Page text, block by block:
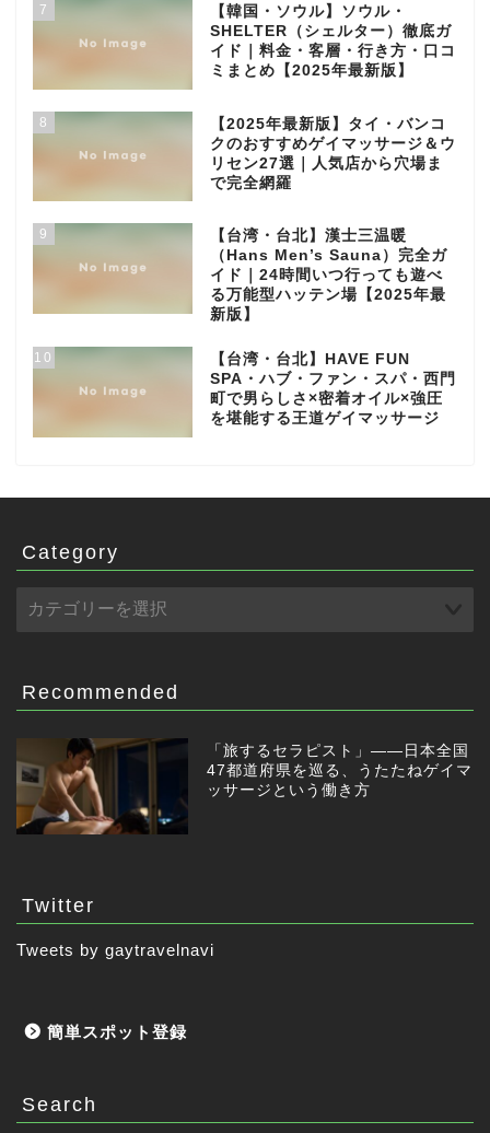
7
【韓国・ソウル】ソウル・
SHELTER（シェルター）徹底ガ
イド｜料金・客層・行き方・口コ
ミまとめ【2025年最新版】
8
【2025年最新版】タイ・バンコ
クのおすすめゲイマッサージ＆ウ
リセン27選｜人気店から穴場ま
で完全網羅
9
【台湾・台北】漢士三温暖
（Hans Men’s Sauna）完全ガ
イド｜24時間いつ行っても遊べ
る万能型ハッテン場【2025年最
新版】
10
【台湾・台北】HAVE FUN
SPA・ハブ・ファン・スパ・西門
町で男らしさ×密着オイル×強圧
を堪能する王道ゲイマッサージ
Category
Recommended
「旅するセラピスト」——日本全国
47都道府県を巡る、うたたねゲイマ
ッサージという働き方
Twitter
Tweets by gaytravelnavi
簡単スポット登録
Search